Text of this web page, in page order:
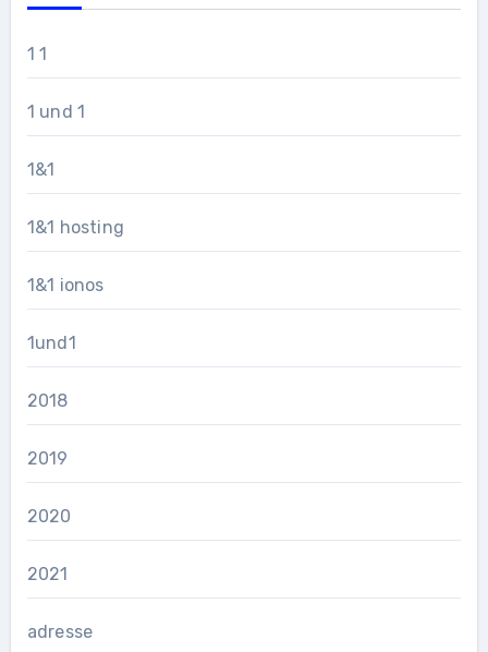
1 1
1 und 1
1&1
1&1 hosting
1&1 ionos
1und1
2018
2019
2020
2021
adresse